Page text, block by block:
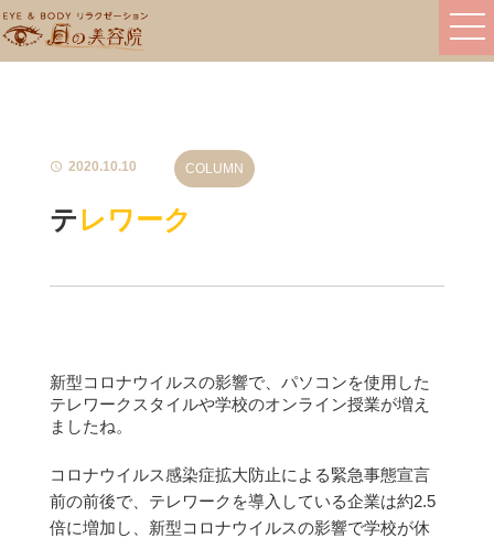
2020.10.10 COLUMN
テレワーク
新型コロナウイルスの影響で、 パソコンを使用した
テレワークスタイルや学校のオンライン授業が増え
ましたね。
コロナウイルス感染症拡大防止による緊急事態宣言
前の前後で、 テレワークを導入している企業は約2.5
倍に増加し、 新型コロナウイルスの影響で学校が休